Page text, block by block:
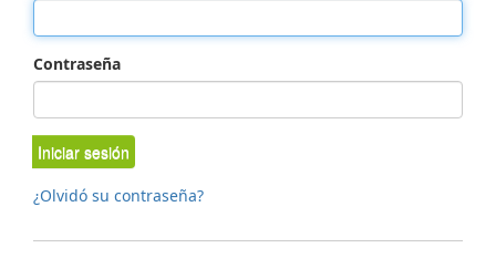
Contraseña
Iniciar sesión
¿Olvidó su contraseña?